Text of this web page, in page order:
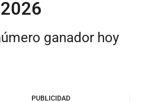
ganador hoy
PUBLICIDAD